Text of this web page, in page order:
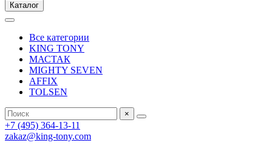
Каталог
Все категории
KING TONY
МАСТАК
MIGHTY SEVEN
AFFIX
TOLSEN
×
+7 (495) 364-13-11
zakaz@king-tony.com